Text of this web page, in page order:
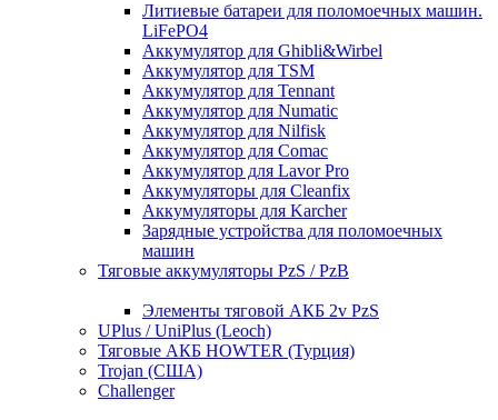
Литиевые батареи для поломоечных машин.
LiFePO4
Аккумулятор для Ghibli&Wirbel
Аккумулятор для TSM
Аккумулятор для Tennant
Аккумулятор для Numatic
Аккумулятор для Nilfisk
Аккумулятор для Comac
Аккумулятор для Lavor Pro
Аккумуляторы для Cleanfix
Аккумуляторы для Karcher
Зарядные устройства для поломоечных
машин
Тяговые аккумуляторы PzS / PzB
Элементы тяговой АКБ 2v PzS
UPlus / UniPlus (Leoch)
Тяговые АКБ HOWTER (Турция)
Trojan (США)
Challenger